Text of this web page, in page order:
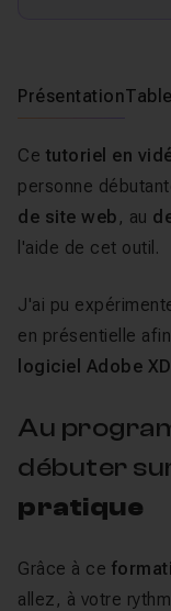
Présentation
Ce tutoriel en
personne
de site web , au
l'aide de cet outil.
J'ai pu
en présentielle
logiciel Adobe XD
Au
débuter
pratique
Grâce à ce
allez, à votre